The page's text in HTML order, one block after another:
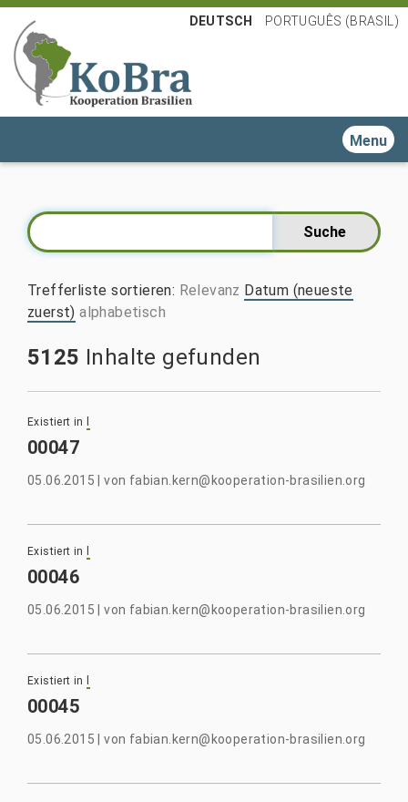
DEUTSCH PORTUGUÊS (BRASIL)
Toggle
Trefferliste sortieren: Relevanz Datum (neueste
zuerst) alphabetisch
5125 Inhalte gefunden
Existiert in
00047
05.06.2015 |von fabian.kern@kooperation-brasilien.org
Existiert in
00046
05.06.2015 |von fabian.kern@kooperation-brasilien.org
Existiert in
00045
05.06.2015 |von fabian.kern@kooperation-brasilien.org